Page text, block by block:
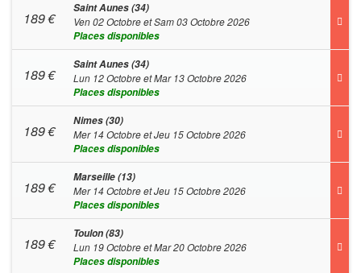
189€
Saint Aunes (34)
Ven 02 Octobre et Sam 03 Octobre 2026
Places disponibles
189€
Saint Aunes (34)
Lun 12 Octobre et Mar 13 Octobre 2026
Places disponibles
189€
Nimes (30)
Mer 14 Octobre et Jeu 15 Octobre 2026
Places disponibles
189€
Marseille (13)
Mer 14 Octobre et Jeu 15 Octobre 2026
Places disponibles
189€
Toulon (83)
Lun 19 Octobre et Mar 20 Octobre 2026
Places disponibles